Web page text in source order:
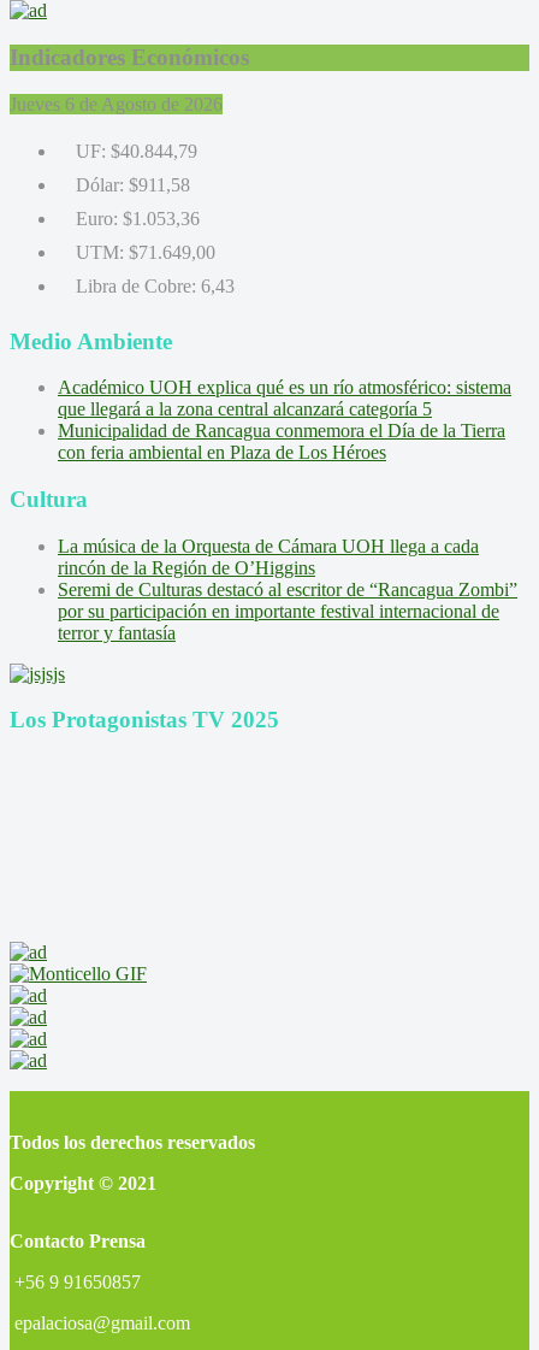
Indicadores Económicos
Jueves 6 de Agosto de 2026
UF: $40.844,79
Dólar: $911,58
Euro: $1.053,36
UTM: $71.649,00
Libra de Cobre: 6,43
Medio Ambiente
Académico UOH explica qué es un río atmosférico: sistema
que llegará a la zona central alcanzará categoría 5
Municipalidad de Rancagua conmemora el Día de la Tierra
con feria ambiental en Plaza de Los Héroes
Cultura
La música de la Orquesta de Cámara UOH llega a cada
rincón de la Región de O’Higgins
Seremi de Culturas destacó al escritor de “Rancagua Zombi”
por su participación en importante festival internacional de
terror y fantasía
Los Protagonistas TV 2025
Todos los derechos reservados
Copyright © 2021
Contacto Prensa
+56 9 91650857
epalaciosa@gmail.com